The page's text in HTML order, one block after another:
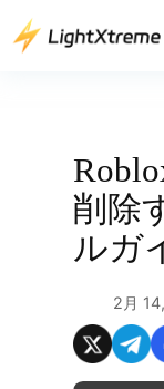
容
削除
ルガ
2月